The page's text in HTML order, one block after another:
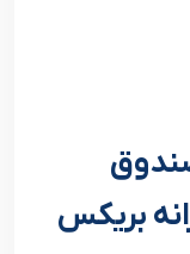
صندوق
بریکس